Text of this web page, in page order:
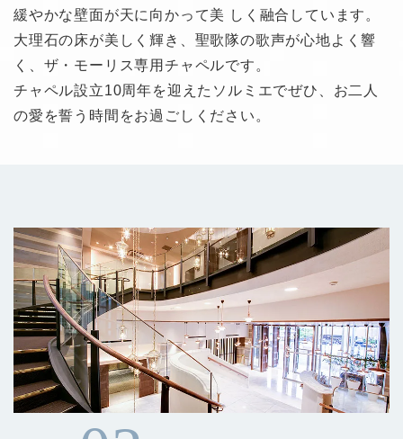
緩やかな壁⾯が天に向かって美 しく融合しています。
⼤理⽯の床が美しく輝き、聖歌隊の歌声が⼼地よく響
く、ザ・モーリス専⽤チャペルです。
チャペル設⽴10周年を迎えたソルミエでぜひ、お⼆⼈
の愛を誓う時間をお過ごしください。